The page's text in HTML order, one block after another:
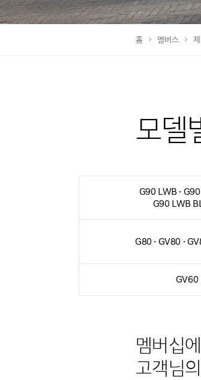
홈 멤버스
모델
G90 LWB ·
G90 LWB
G80 · GV80 ·
GV60
멤버십
고객님